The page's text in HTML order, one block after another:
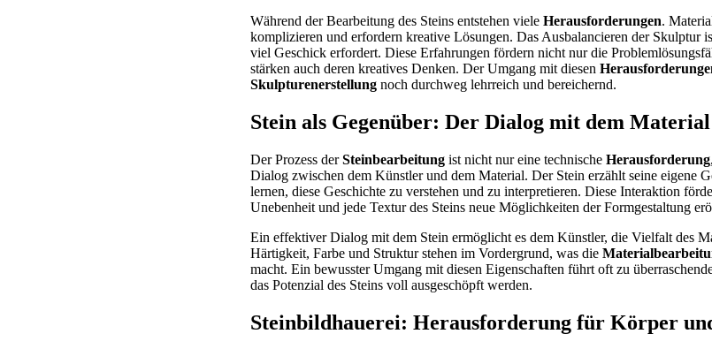
Während der Bearbeitung des Steins entstehen viele Herausforderungen.
komplizieren und erfordern kreative Lösungen. Das Ausbalancieren der Skulptur
viel Geschick erfordert. Diese Erfahrungen fördern nicht nur die
stärken auch deren kreatives Denken. Der Umgang mit diesen
Skulpturenerstellung noch durchweg lehrreich und bereichernd.
Stein als Gegenüber: Der Dialog mit dem Material
Der Prozess derSteinbearbeitung ist nicht nur eine technische Herausforderung
Dialog zwischen dem Künstler und dem Material. Der Stein erzählt seine eigene
lernen, diese Geschichte zu verstehen und zu interpretieren. Diese Interaktion
Unebenheit und jede Textur des Steins neue Möglichkeiten der Formgestaltung
Ein effektiver Dialog mit dem Stein ermöglicht es dem Künstler, die Vielfalt des
Härtigkeit, Farbe und Struktur stehen im Vordergrund, was die
macht. Ein bewusster Umgang mit diesen Eigenschaften führt oft zu
das Potenzial des Steins voll ausgeschöpft werden.
Steinbildhauerei: Herausforderung für Körper